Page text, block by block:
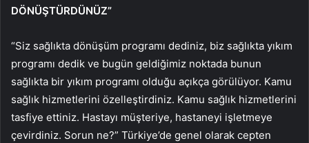
DÖNÜŞTÜRDÜNÜZ”
“Siz sağlıkta dönüşüm programı dediniz, biz sağlıkta yıkım
programı dedik ve bugün geldiğimiz noktada bunun
sağlıkta bir yıkım programı olduğu açıkça görülüyor. Kamu
sağlık hizmetlerini özelleştirdiniz. Kamu sağlık hizmetlerini
tasfiye ettiniz. Hastayı müşteriye, hastaneyi işletmeye
çevirdiniz. Sorun ne?” Türkiye’de genel olarak cepten